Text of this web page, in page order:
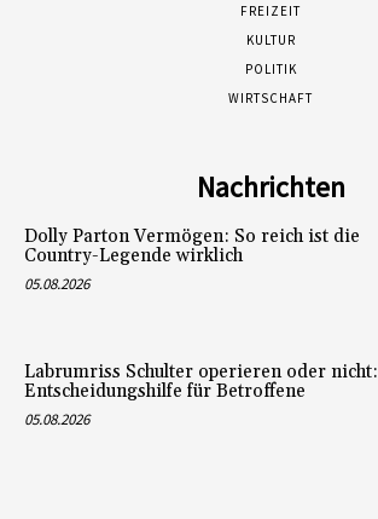
FREIZEIT
KULTUR
POLITIK
WIRTSCHAFT
Nachrichten
Dolly Parton Vermögen: So reich ist die
Country-Legende wirklich
05.08.2026
Labrumriss Schulter operieren oder nicht:
Entscheidungshilfe für Betroffene
05.08.2026